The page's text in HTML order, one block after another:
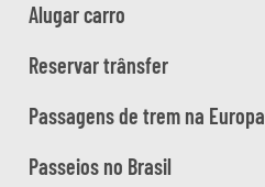
Alugar carro
Reservar trânsfer
Passagens de trem na Europa
Passeios no Brasil